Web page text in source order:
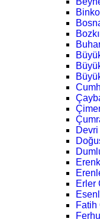
Erler
Fatih